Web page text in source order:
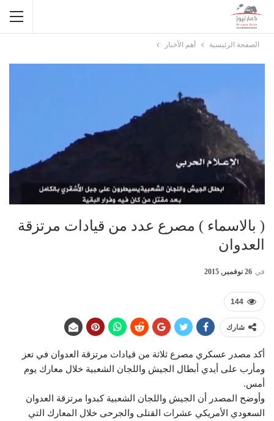
الصفحة الرئيسية أهم الأخبار
( بالاسماء ) مصرع عدد من قيادات مرتزقة
العدوان
في 26 نوفمبر, 2015
144
شارك
أكد مصدر عسكري مصرع ثلاثة من قيادات مرتزقة العدوان في تعز
ومأرب على أيدي أبطال الجيش واللجان الشعبية خلال معارك يوم
أمس.
وأوضح المصدر أن الجيش واللجان الشعبية كبدوا مرتزقة العدوان
السعودي الأمريكي عشرات القتلى والجرحى خلال المعارك التي